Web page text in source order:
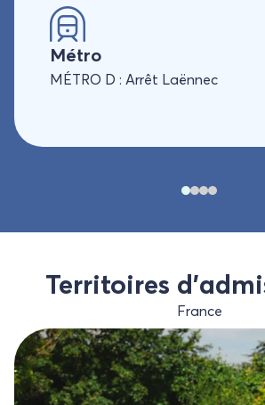
Métro
MÉTRO D : Arrêt Laënnec
Territoires
France